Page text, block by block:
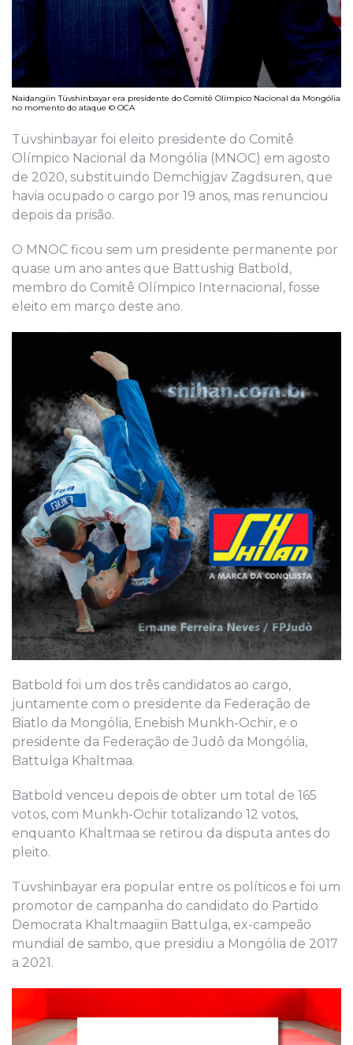
Naidangiin Tüvshinbayar era presidente do Comitê Olímpico Nacional da Mongólia
no momento do ataque © OCA
Tüvshinbayar foi eleito presidente do Comitê
Olímpico Nacional da Mongólia (MNOC) em agosto
de 2020, substituindo Demchigjav Zagdsuren, que
havia ocupado o cargo por 19 anos, mas renunciou
depois da prisão.
O MNOC ficou sem um presidente permanente por
quase um ano antes que Battushig Batbold,
membro do Comitê Olímpico Internacional, fosse
eleito em março deste ano.
Batbold foi um dos três candidatos ao cargo,
juntamente com o presidente da Federação de
Biatlo da Mongólia, Enebish Munkh-Ochir, e o
presidente da Federação de Judô da Mongólia,
Battulga Khaltmaa.
Batbold venceu depois de obter um total de 165
votos, com Munkh-Ochir totalizando 12 votos,
enquanto Khaltmaa se retirou da disputa antes do
pleito.
Tüvshinbayar era popular entre os políticos e foi um
promotor de campanha do candidato do Partido
Democrata Khaltmaagiin Battulga, ex-campeão
mundial de sambo, que presidiu a Mongólia de 2017
a 2021.